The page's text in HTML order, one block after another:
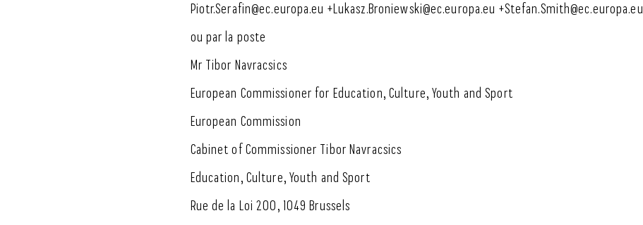
Piotr.Serafin@ec.europa.eu +Lukasz.Broniewski@ec.europa.eu +Stefan.Smith@ec.europa.eu
ou par la poste
Mr Tibor Navracsics
European Commissioner for Education, Culture, Youth and Sport
European Commission
Cabinet of Commissioner Tibor Navracsics
Education, Culture, Youth and Sport
Rue de la Loi 200, 1049 Brussels